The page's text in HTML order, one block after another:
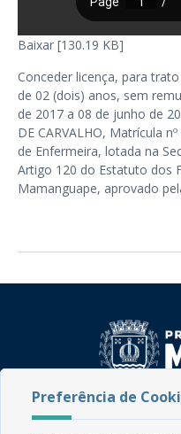
Baixar [130.19 KB]
Conceder licença, para
de 02 (dois) anos, sem
de 2017 a 08 de junho de
DE CARVALHO, Matrícula
de Enfermeira, lotada na
Artigo 120 do Estatuto dos
Mamanguape, aprovado
Preferência de